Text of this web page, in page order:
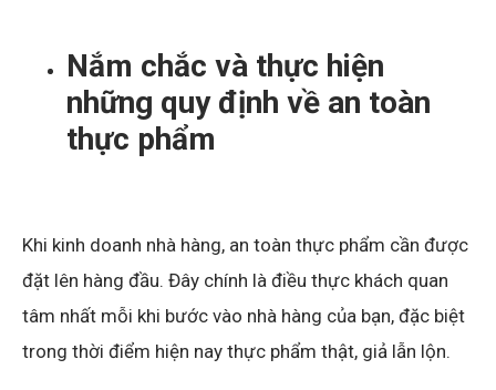
Nắm chắc và thực hiện
những quy định về an toàn
thực phẩm
Khi kinh doanh nhà hàng, an toàn thực phẩm cần được
đặt lên hàng đầu. Đây chính là điều thực khách quan
tâm nhất mỗi khi bước vào nhà hàng của bạn, đặc biệt
trong thời điểm hiện nay thực phẩm thật, giả lẫn lộn.